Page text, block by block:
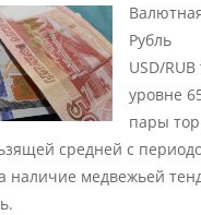
Рубль
USD/
уровне
пары
средней с
наличие медвежьей